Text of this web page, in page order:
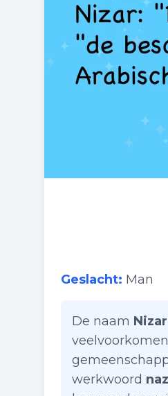
Geslacht: Man
De naam Nizar
werkwoord